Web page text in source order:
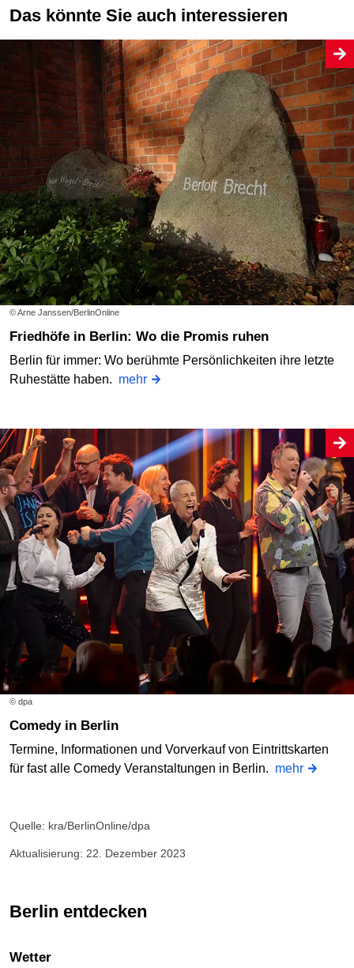
Das könnte Sie auch interessieren
© Arne Janssen/BerlinOnline
Friedhöfe in Berlin: Wo die Promis ruhen
Berlin für immer: Wo berühmte Persönlichkeiten ihre letzte
Ruhestätte haben. mehr
© dpa
Comedy in Berlin
Termine, Informationen und Vorverkauf von Eintrittskarten
für fast alle Comedy Veranstaltungen in Berlin. mehr
Quelle: kra/BerlinOnline/dpa
Aktualisierung: 22. Dezember 2023
Berlin entdecken
Wetter